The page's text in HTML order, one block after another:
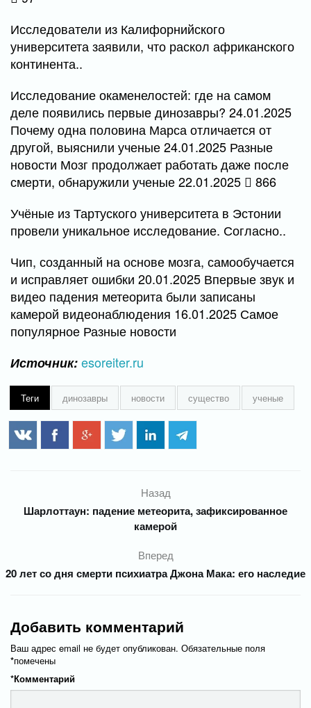
Исследователи из Калифорнийского
университета заявили, что раскол африканского
континента..
Исследование окаменелостей: где на самом
деле появились первые динозавры? 24.01.2025
Почему одна половина Марса отличается от
другой, выяснили ученые 24.01.2025 Разные
новости Мозг продолжает работать даже после
смерти, обнаружили ученые 22.01.2025
866
Учёные из Тартуского университета в Эстонии
провели уникальное исследование. Согласно..
Чип, созданный на основе мозга, самообучается
и исправляет ошибки 20.01.2025 Впервые звук и
видео падения метеорита были записаны
камерой видеонаблюдения 16.01.2025 Самое
популярное Разные новости
Источник:esoreiter.ru
Теги динозавры новости существо ученые
Назад
Шарлоттаун: падение метеорита, зафиксированное
камерой
Вперед
20 лет со дня смерти психиатра Джона Мака: его наследие
Добавить комментарий
Ваш адрес email не будет опубликован. Обязательные поля
помечены
*
Комментарий
*